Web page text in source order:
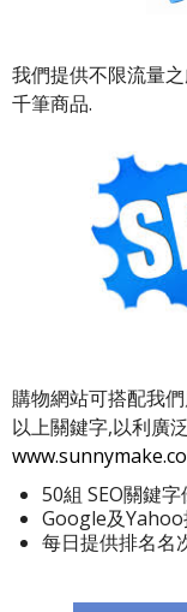
我們提供不限流量
千筆商品.
購物網站可搭配我
以上關鍵字,以利廣
50組 SEO關鍵
Google及
每日提供排名名